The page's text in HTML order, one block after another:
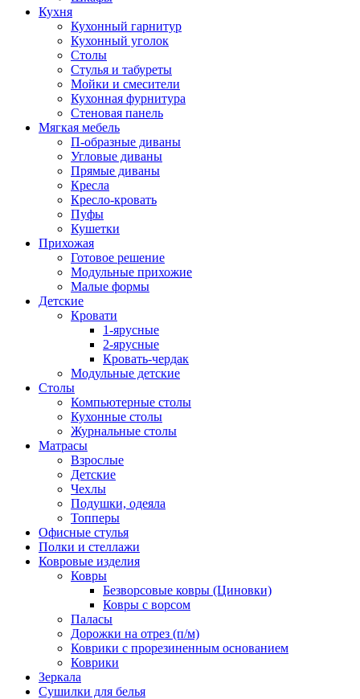
Кухня
Кухонный гарнитур
Кухонный уголок
Столы
Стулья и табуреты
Мойки и смесители
Кухонная фурнитура
Стеновая панель
Мягкая мебель
П-образные диваны
Угловые диваны
Прямые диваны
Кресла
Кресло-кровать
Пуфы
Кушетки
Прихожая
Готовое решение
Модульные прихожие
Малые формы
Детские
Кровати
1-ярусные
2-ярусные
Кровать-чердак
Модульные детские
Столы
Компьютерные столы
Кухонные столы
Журнальные столы
Матрасы
Взрослые
Детские
Чехлы
Подушки, одеяла
Топперы
Офисные стулья
Полки и стеллажи
Ковровые изделия
Ковры
Безворсовые ковры (Циновки)
Ковры с ворсом
Паласы
Дорожки на отрез (п/м)
Коврики с прорезиненным основанием
Коврики
Зеркала
Сушилки для белья